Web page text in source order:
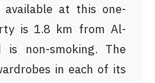
at this one-
is 1.8 km from Al-
is non-smoking. The
in each of its